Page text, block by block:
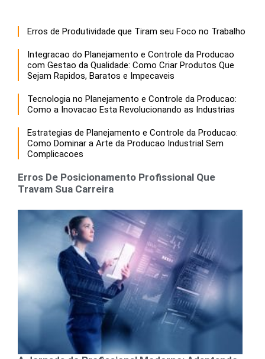
Erros de Produtividade que Tiram seu Foco no Trabalho
Integracao do Planejamento e Controle da Producao
com Gestao da Qualidade: Como Criar Produtos Que
Sejam Rapidos, Baratos e Impecaveis
Tecnologia no Planejamento e Controle da Producao:
Como a Inovacao Esta Revolucionando as Industrias
Estrategias de Planejamento e Controle da Producao:
Como Dominar a Arte da Producao Industrial Sem
Complicacoes
Erros De Posicionamento Profissional Que
Travam Sua Carreira